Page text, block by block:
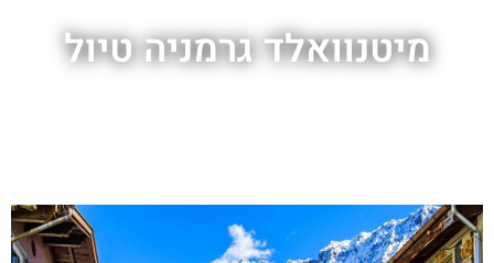
מיטנוואלד גרמניה טיול